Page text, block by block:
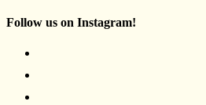
Follow us on Instagram!